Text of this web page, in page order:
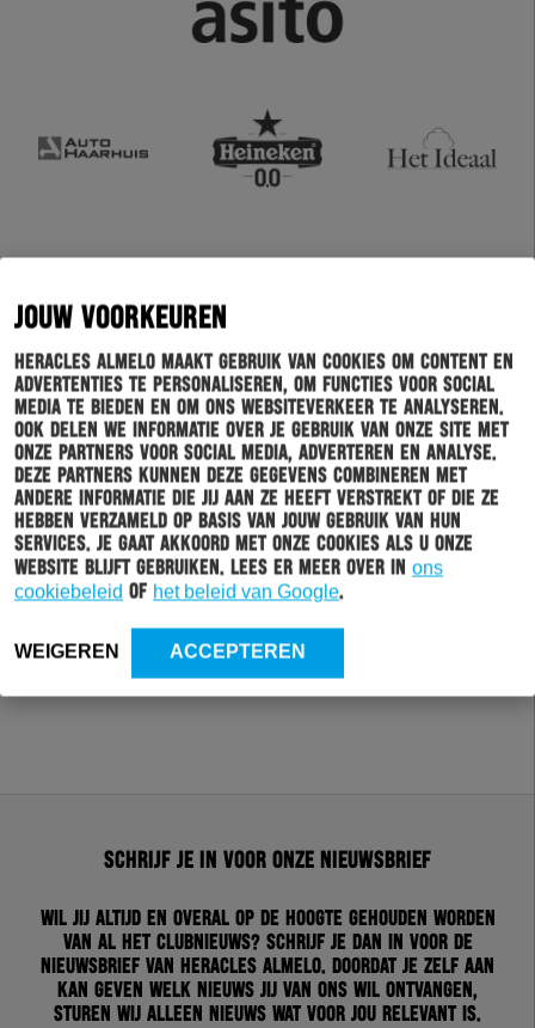
JOUW VOORKEUREN
Heracles Almelo maakt gebruik van cookies om content en
advertenties te personaliseren, om functies voor social
media te bieden en om ons websiteverkeer te analyseren.
Ook delen we informatie over je gebruik van onze site met
onze partners voor social media, adverteren en analyse.
Deze partners kunnen deze gegevens combineren met
andere informatie die jij aan ze heeft verstrekt of die ze
hebben verzameld op basis van jouw gebruik van hun
services. Je gaat akkoord met onze cookies als u onze
website blijft gebruiken. Lees er meer over in ons
cookiebeleid of het beleid van Google.
WEIGEREN ACCEPTEREN
Schrijf je in voor onze nieuwsbrief
Wil jij altijd en overal op de hoogte gehouden worden
van al het clubnieuws? Schrijf je dan in voor de
nieuwsbrief van Heracles Almelo. Doordat je zelf aan
kan geven welk nieuws jij van ons wil ontvangen,
sturen wij alleen nieuws wat voor jou relevant is.